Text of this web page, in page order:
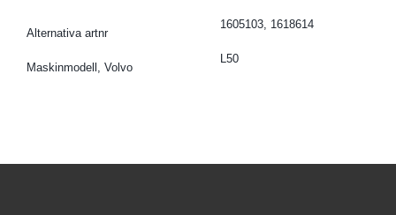
Alternativa artnr
1605103, 1618614
Maskinmodell, Volvo
L50